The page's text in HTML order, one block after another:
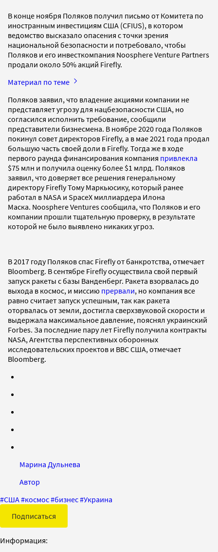
В конце ноября Поляков получил письмо от Комитета по
иностранным инвестициям США (CFIUS), в котором
ведомство высказало опасения с точки зрения
национальной безопасности и потребовало, чтобы
Поляков и его инвесткомпания Noosphere Venture Partners
продали около 50% акций Firefly.
Материал по теме
Поляков заявил, что владение акциями компании не
представляет угрозу для нацбезопасности США, но
согласился исполнить требование, сообщили
представители бизнесмена. В ноябре 2020 года Поляков
покинул совет директоров Firefly, а в мае 2021 года продал
большую часть своей доли в Firefly. Тогда же в ходе
первого раунда финансирования компания привлекла
$75 млн и получила оценку более $1 млрд. Поляков
заявил, что доверяет все решения генеральному
директору Firefly Тому Маркьюсику, который ранее
работал в NASA и SpaceX миллиардера Илона
Маска. Noosphere Ventures сообщила, что Поляков и его
компании прошли тщательную проверку, в результате
которой не было выявлено никаких угроз.
В 2017 году Поляков спас Firefly от банкротства, отмечает
Bloomberg. В сентябре Firefly осуществила свой первый
запуск ракеты с базы Ванденберг. Ракета взорвалась до
выхода в космос, и миссию прервали, но компания все
равно считает запуск успешным, так как ракета
оторвалась от земли, достигла сверхзвуковой скорости и
выдержала максимальное давление, пояснял украинский
Forbes. За последние пару лет Firefly получила контракты
NASA, Агентства перспективных оборонных
исследовательских проектов и ВВС США, отмечает
Bloomberg.
Марина Дульнева
Автор
#США#космос#бизнес#Украина
Подписаться
Информация: